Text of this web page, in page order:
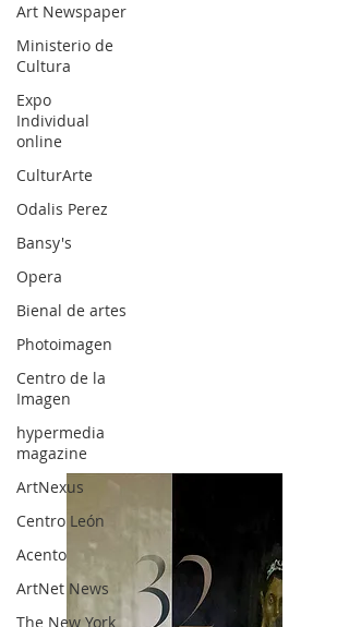
Art Newspaper
Ministerio de
Cultura
Expo
Individual
online
CulturArte
Odalis Perez
Bansy's
Opera
Bienal de artes
Photoimagen
Centro de la
Imagen
hypermedia
magazine
ArtNexus
Centro León
Acento
ArtNet News
The New York